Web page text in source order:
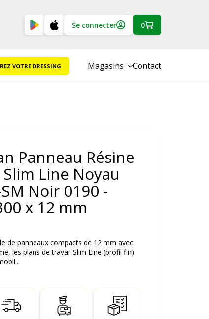
Se connecter 0
VOTRE DRESSING Magasins Contact
Panneau Résine
Line Noyau
Noir 0190 -
x 12 mm
de panneaux compacts de 12 mm avec
les plans de travail Slim Line (profil fin)